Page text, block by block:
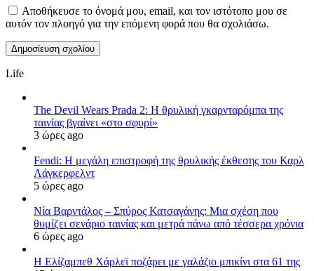
Αποθήκευσε το όνομά μου, email, και τον ιστότοπο μου σε
αυτόν τον πλοηγό για την επόμενη φορά που θα σχολιάσω.
Life
The Devil Wears Prada 2: Η θρυλική γκαρνταρόμπα της
ταινίας βγαίνει «στο σφυρί»
3 ώρες ago
Fendi: Η μεγάλη επιστροφή της θρυλικής έκθεσης του Καρλ
Λάγκερφελντ
5 ώρες ago
Νία Βαρντάλος – Σπύρος Κατσαγάνης: Μια σχέση που
θυμίζει σενάριο ταινίας και μετρά πάνω από τέσσερα χρόνια
6 ώρες ago
Η Ελίζαμπεθ Χάρλεϊ ποζάρει με γαλάζιο μπικίνι στα 61 της